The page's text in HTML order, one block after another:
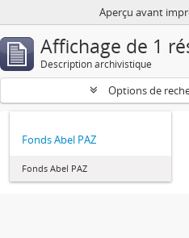
Aperçu avant
Affichage de 1
Description archivistique
Options de
Fonds Abel PAZ
Fonds Abel PAZ